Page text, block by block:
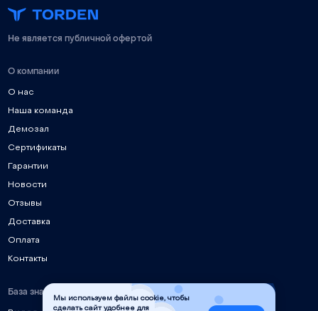
Не является публичной офертой
О компании
О нас
Наша команда
Демозал
Сертификаты
Гарантии
Новости
Отзывы
Доставка
Оплата
Контакты
База знаний
Мы используем файлы cookie, чтобы
сделать сайт удобнее для